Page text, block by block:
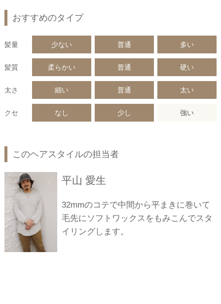
おすすめのタイプ
髪量 少ない 普通 多い
髪質 柔らかい 普通 硬い
太さ 細い 普通 太い
クセ なし 少し 強い
このヘアスタイルの担当者
平山 愛生
32mmのコテで中間から平まきに巻いて
毛先にソフトワックスをもみこんでスタ
イリングします。